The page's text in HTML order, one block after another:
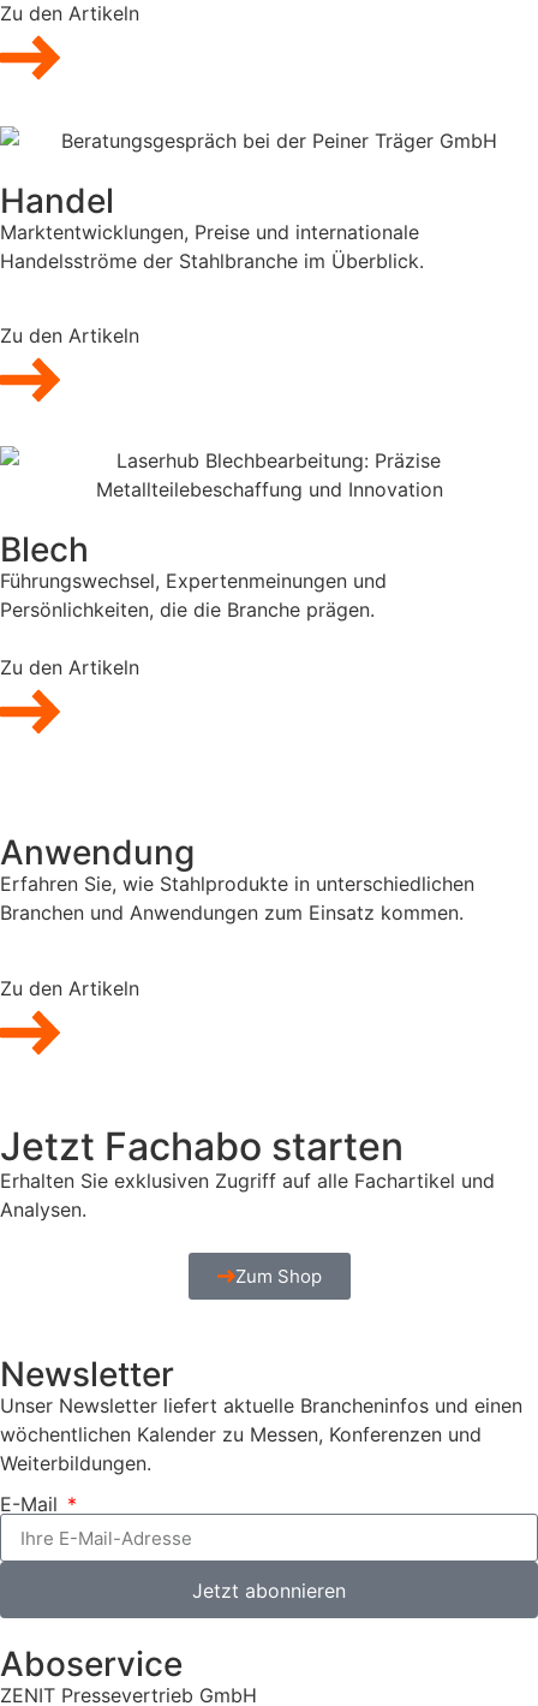
Zu den Artikeln
Handel
Marktentwicklungen, Preise und internationale
Handelsströme der Stahlbranche im Überblick.
Zu den Artikeln
Blech
Führungswechsel, Expertenmeinungen und
Persönlichkeiten, die die Branche prägen.
Zu den Artikeln
Anwendung
Erfahren Sie, wie Stahlprodukte in unterschiedlichen
Branchen und Anwendungen zum Einsatz kommen.
Zu den Artikeln
Jetzt Fachabo starten
Erhalten Sie exklusiven Zugriff auf alle Fachartikel und
Analysen.
Zum Shop
Newsletter
Unser Newsletter liefert aktuelle Brancheninfos und einen
wöchentlichen Kalender zu Messen, Konferenzen und
Weiterbildungen.
E-Mail
Jetzt abonnieren
Aboservice
ZENIT Pressevertrieb GmbH